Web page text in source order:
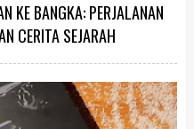
KE BANGKA: PERJALANAN
CERITA SEJARAH